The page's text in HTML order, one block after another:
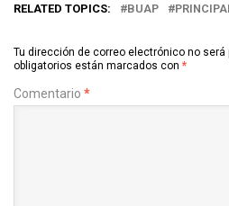
RELATED TOPICS: BUAP
Tu dirección de correo electrónico no será
obligatorios están marcados con *
Comentario *